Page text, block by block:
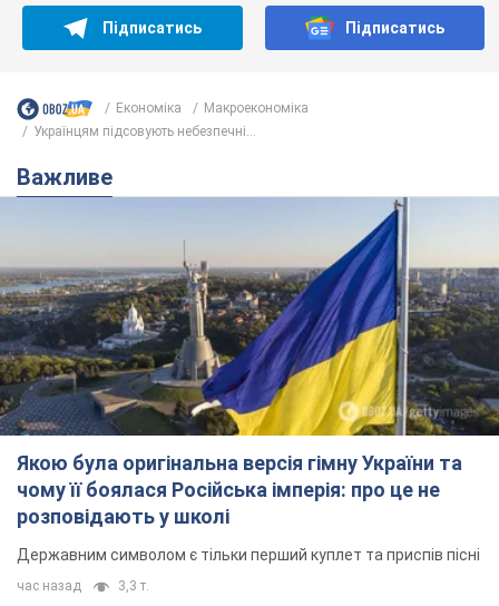
Підписатись Підписатись
Економіка
Mакроекономіка
Українцям підсовують небезпечні...
Важливе
Якою була оригінальна версія гімну України та
чому її боялася Російська імперія: про це не
розповідають у школі
Державним символом є тільки перший куплет та приспів пісні
час назад 3,3 т.